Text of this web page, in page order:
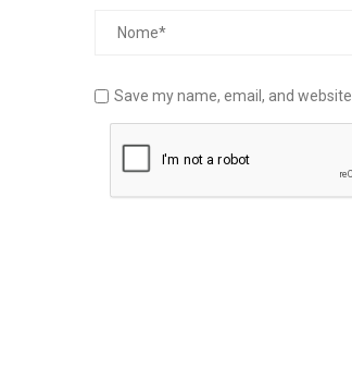
Save my name, email, and